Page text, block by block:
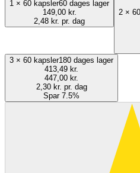
1 × 60 kapsler60 dages lager
149,00 kr.
2,48 kr. pr. dag
2 ×
3 × 60 kapsler180 dages lager
413,49 kr.
447,00 kr.
2,30 kr. pr. dag
Spar 7.5%